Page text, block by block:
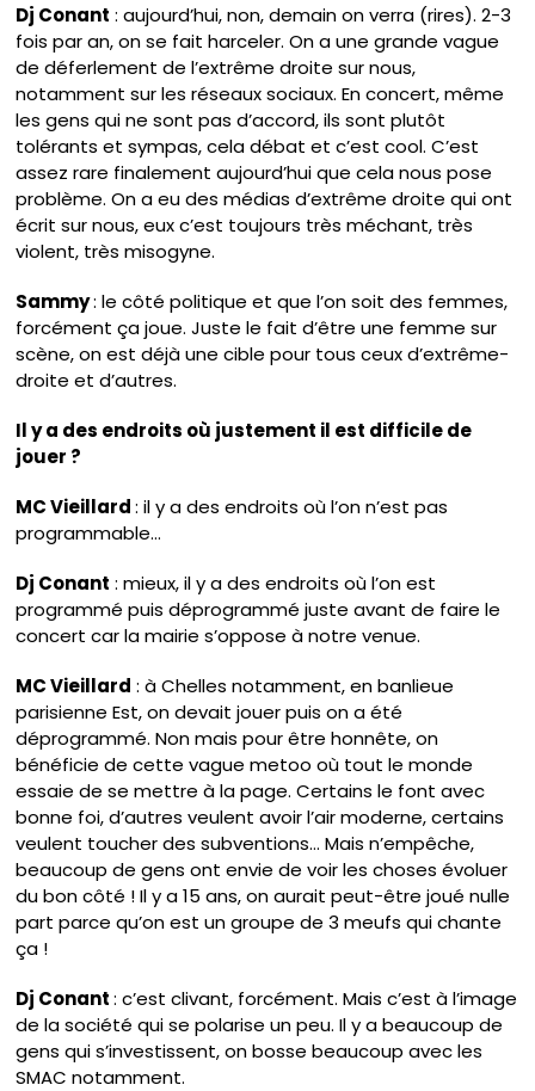
Dj Conant : aujourd’hui, non, demain on verra (rires). 2-3
fois par an, on se fait harceler. On a une grande vague
de déferlement de l’extrême droite sur nous,
notamment sur les réseaux sociaux. En concert, même
les gens qui ne sont pas d’accord, ils sont plutôt
tolérants et sympas, cela débat et c’est cool. C’est
assez rare finalement aujourd’hui que cela nous pose
problème. On a eu des médias d’extrême droite qui ont
écrit sur nous, eux c’est toujours très méchant, très
violent, très misogyne.
Sammy: le côté politique et que l’on soit des femmes,
forcément ça joue. Juste le fait d’être une femme sur
scène, on est déjà une cible pour tous ceux d’extrême-
droite et d’autres.
Il y a des endroits où justement il est difficile de
jouer ?
MC Vieillard: il y a des endroits où l’on n’est pas
programmable…
Dj Conant : mieux, il y a des endroits où l’on est
programmé puis déprogrammé juste avant de faire le
concert car la mairie s’oppose à notre venue.
MC Vieillard : à Chelles notamment, en banlieue
parisienne Est, on devait jouer puis on a été
déprogrammé. Non mais pour être honnête, on
bénéficie de cette vague metoo où tout le monde
essaie de se mettre à la page. Certains le font avec
bonne foi, d’autres veulent avoir l’air moderne, certains
veulent toucher des subventions… Mais n’empêche,
beaucoup de gens ont envie de voir les choses évoluer
du bon côté ! Il y a 15 ans, on aurait peut-être joué nulle
part parce qu’on est un groupe de 3 meufs qui chante
ça !
Dj Conant: c’est clivant, forcément. Mais c’est à l’image
de la société qui se polarise un peu. Il y a beaucoup de
gens qui s’investissent, on bosse beaucoup avec les
SMAC notamment.